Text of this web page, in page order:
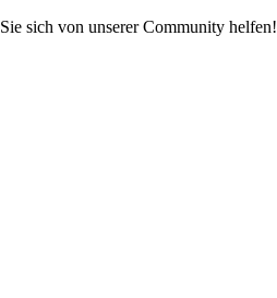
sich von unserer Community helfen!